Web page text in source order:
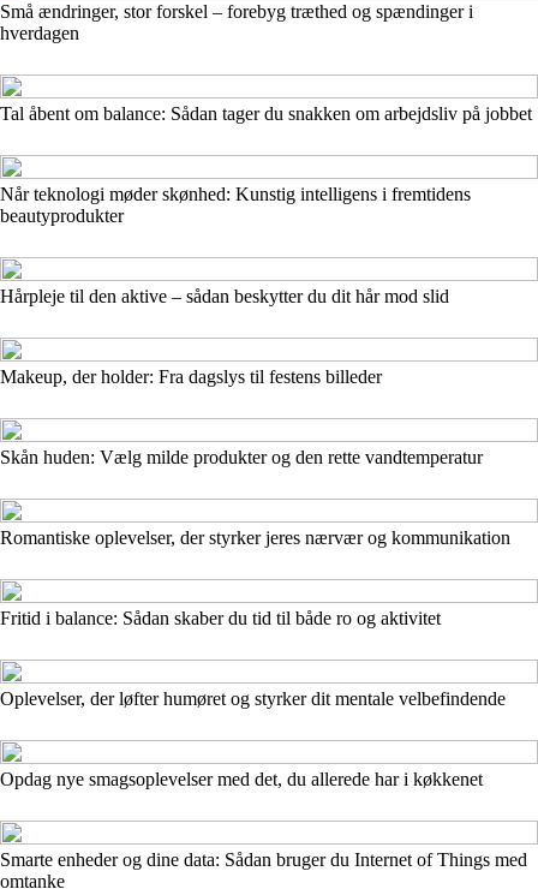
Små ændringer, stor forskel – forebyg træthed og spændinger i
hverdagen
Tal åbent om balance: Sådan tager du snakken om arbejdsliv på jobbet
Når teknologi møder skønhed: Kunstig intelligens i fremtidens
beautyprodukter
Hårpleje til den aktive – sådan beskytter du dit hår mod slid
Makeup, der holder: Fra dagslys til festens billeder
Skån huden: Vælg milde produkter og den rette vandtemperatur
Romantiske oplevelser, der styrker jeres nærvær og kommunikation
Fritid i balance: Sådan skaber du tid til både ro og aktivitet
Oplevelser, der løfter humøret og styrker dit mentale velbefindende
Opdag nye smagsoplevelser med det, du allerede har i køkkenet
Smarte enheder og dine data: Sådan bruger du Internet of Things med
omtanke